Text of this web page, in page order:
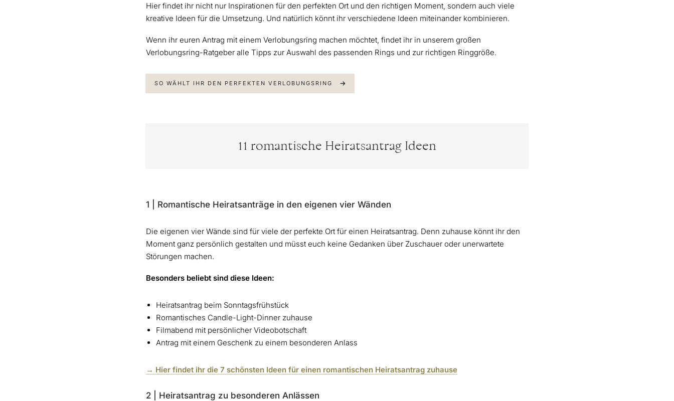
Hier findet ihr nicht nur Inspirationen für den perfekten Ort und den richtigen Moment, sondern auch viele
kreative Ideen für die Umsetzung. Und natürlich könnt ihr verschiedene Ideen miteinander kombinieren.
Wenn ihr euren Antrag mit einem Verlobungsring machen möchtet, findet ihr in unserem großen
Verlobungsring-Ratgeber alle Tipps zur Auswahl des passenden Rings und zur richtigen Ringgröße.
SO WÄHLT IHR DEN PERFEKTEN VERLOBUNGSRING
11 romantische Heiratsantrag Ideen
1 | Romantische Heiratsanträge in den eigenen vier Wänden
Die eigenen vier Wände sind für viele der perfekte Ort für einen Heiratsantrag. Denn zuhause könnt ihr den
Moment ganz persönlich gestalten und müsst euch keine Gedanken über Zuschauer oder unerwartete
Störungen machen.
Besonders beliebt sind diese Ideen:
Heiratsantrag beim Sonntagsfrühstück
Romantisches Candle-Light-Dinner zuhause
Filmabend mit persönlicher Videobotschaft
Antrag mit einem Geschenk zu einem besonderen Anlass
→ Hier findet ihr die 7 schönsten Ideen für einen romantischen Heiratsantrag zuhause
2 | Heiratsantrag zu besonderen Anlässen